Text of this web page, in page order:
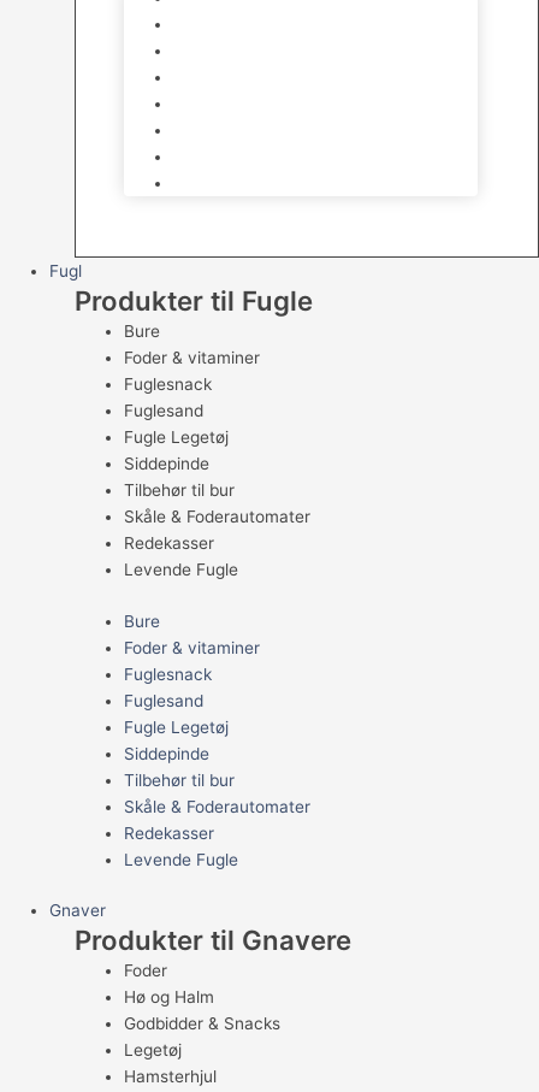
Fugl
Produkter til Fugle
Bure
Foder & vitaminer
Fuglesnack
Fuglesand
Fugle Legetøj
Siddepinde
Tilbehør til bur
Skåle & Foderautomater
Redekasser
Levende Fugle
Bure
Foder & vitaminer
Fuglesnack
Fuglesand
Fugle Legetøj
Siddepinde
Tilbehør til bur
Skåle & Foderautomater
Redekasser
Levende Fugle
Gnaver
Produkter til Gnavere
Foder
Hø og Halm
Godbidder & Snacks
Legetøj
Hamsterhjul